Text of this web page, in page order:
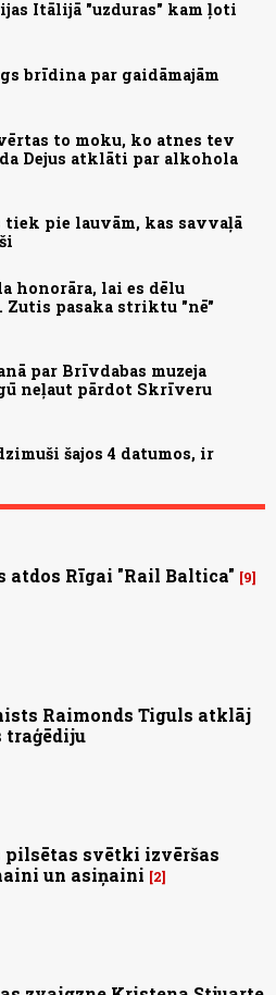
Itālijā "uzduras" kam ļoti
brīdina par gaidāmajām
to moku, ko atnes tev
Dejus atklāti par alkohola
tiek pie lauvām, kas savvaļā
honorāra, lai es dēlu
Zutis pasaka striktu "nē"
par Brīvdabas muzeja
neļaut pārdot Skrīveru
šajos 4 datumos, ir
atdos Rīgai "Rail Baltica" 9
Raimonds Tiguls atklāj
traģēdiju
pilsētas svētki izvēršas
un asiņaini
2